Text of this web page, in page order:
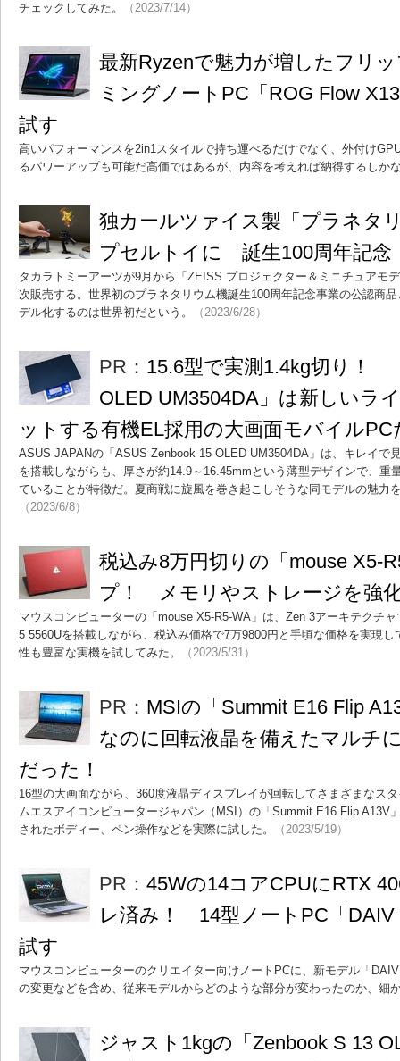
チェックしてみた。 （2023/7/14）
最新Ryzenで魅力が増したフリ
ミングノートPC「ROG Flow
試す
高いパフォーマンスを2in1スタイルで持ち運べるだけでなく、外付け
るパワーアップも可能だ高価ではあるが、内容を考えれば納得するしか
独カールツァイス製「プラネタ
プセルトイに 誕生100周年記念
タカラトミーアーツが9月から「ZEISS プロジェクター＆ミニチュアモ
次販売する。世界初のプラネタリウム機誕生100周年記念事業の公認商
デル化するのは世界初だという。
（2023/6/28）
PR： 15.6型で実測1.4kg切り！
OLED UM3504DA」は新しいラ
ットする有機EL採用の大画面モバイルPC
ASUS JAPANの「ASUS Zenbook 15 OLED UM3504DA」は、キレイで
を搭載しながらも、厚さが約14.9～16.45mmという薄型デザインで、重
ていることが特徴だ。夏商戦に旋風を巻き起こしそうな同モデルの魅力
（2023/6/8）
税込み8万円切りの「mouse X5-
プ！ メモリやストレージを強
マウスコンピューターの「mouse X5-R5-WA」は、Zen 3アーキテクチ
5 5560Uを搭載しながら、税込み価格で7万9800円と手頃な価格を実現
性も豊富な実機を試してみた。
（2023/5/31）
PR： MSIの「Summit E16 Flip
なのに回転液晶を備えたマルチ
だった！
16型の大画面ながら、360度液晶ディスプレイが回転してさまざまなス
ムエスアイコンピュータージャパン（MSI）の「Summit E16 Flip A13V
されたボディー、ペン操作などを実際に試した。
（2023/5/19）
PR： 45Wの14コアCPUにRTX
レ済み！ 14型ノートPC「DAIV
試す
マウスコンピューターのクリエイター向けノートPCに、新モデル「
の変更などを含め、従来モデルからどのような部分が変わったのか、細
ジャスト1kgの「Zenbook S 13